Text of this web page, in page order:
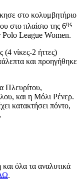
στο κολυμβητήριο
στο πλαίσιο της 6ης
Polo League Women.
νίκες-2 ήττες)
και προηγήθηκε
Πλευρίτου,
και η Μόλι Ρένερ.
κατακτήσει πόντο,
όλα τα αναλυτικά
.